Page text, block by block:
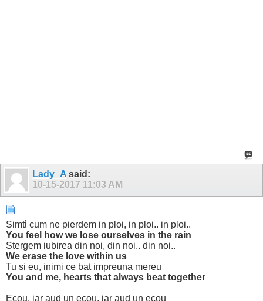
Lady_A said:
10-15-2017 11:03 AM
Simtἰ cum ne pierdem in ploi, in ploi.. in ploi..
You feel how we lose ourselves in the rain
Stergem iubirea din noi, din noi.. din noi..
We erase the love within us
Tu si eu, inimi ce bat impreuna mereu
You and me, hearts that always beat together
Ecou, iar aud un ecou, iar aud un ecou